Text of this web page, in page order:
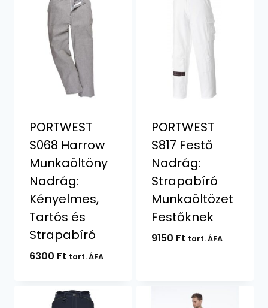
PORTWEST
S068 Harrow
Munkaöltöny
Nadrág:
Kényelmes,
Tartós és
Strapabíró
6300 Ft tart. ÁFA
PORTWEST
S817 Festő
Nadrág:
Strapabíró
Munkaöltözet
Festőknek
9150 Ft tart. ÁFA